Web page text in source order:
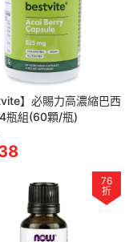
】必賜力高濃縮巴西
瓶組(60顆/瓶)
76
折